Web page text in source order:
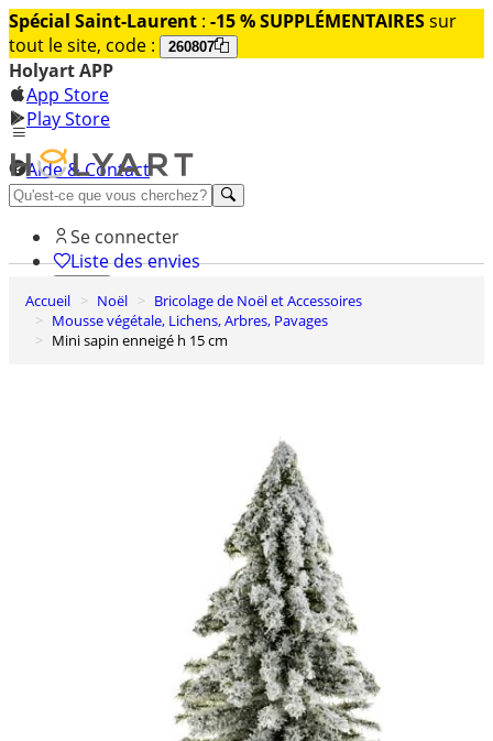
Spécial Saint-Laurent : -15 % SUPPLÉMENTAIRESsur
tout le site, code :
260807
Holyart APP
App Store
Play Store
Aide & Contact
Découvrez Premium
Se connecter
Liste des envies
0
Panier
Accueil Noël
Bricolage de Noël et Accessoires
Mousse végétale, Lichens, Arbres, Pavages
Mini sapin enneigé h 15 cm